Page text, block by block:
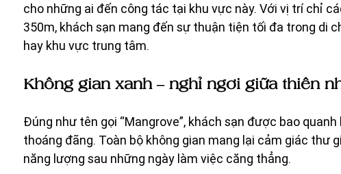
cho những ai đến công tác tại khu vực này. Với vị trí chỉ
350m, khách sạn mang đến sự thuận tiện tối đa trong di
hay khu vực trung tâm.
Không gian xanh – nghỉ ngơi giữa thiên
Đúng như tên gọi “Mangrove”, khách sạn được bao
thoáng đãng. Toàn bộ không gian mang lại cảm giác thư
năng lượng sau những ngày làm việc căng thẳng.